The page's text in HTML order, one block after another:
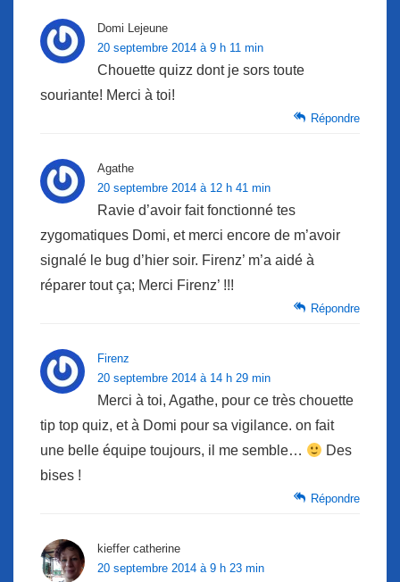
Domi Lejeune
20 septembre 2014 à 9 h 11 min
Chouette quizz dont je sors toute
souriante! Merci à toi!
Répondre
Agathe
20 septembre 2014 à 12 h 41 min
Ravie d’avoir fait fonctionné tes
zygomatiques Domi, et merci encore de m’avoir
signalé le bug d’hier soir. Firenz’ m’a aidé à
réparer tout ça; Merci Firenz’ !!!
Répondre
Firenz
20 septembre 2014 à 14 h 29 min
Merci à toi, Agathe, pour ce très chouette
tip top quiz, et à Domi pour sa vigilance. on fait
une belle équipe toujours, il me semble…
Des
bises !
Répondre
kieffer catherine
20 septembre 2014 à 9 h 23 min